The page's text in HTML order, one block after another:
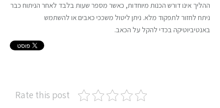
ההליך אינו דורש הכנות מיוחדות, כאשר מספר שעות בלבד לאחר הניתוח כבר
ניתח לחזור לתפקוד מלא. ניתן ליטול משככי כאבים או להשתמש
באנטיביוטיקה בכדי להקל על הכאב.
Rate this post